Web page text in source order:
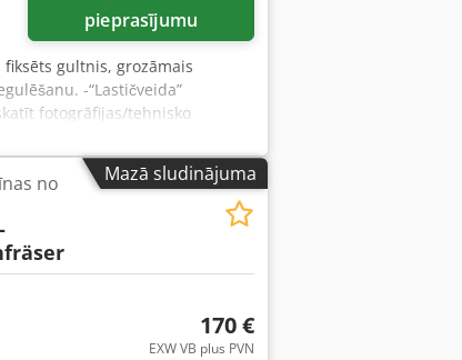
pieprasījumu
gultnis, grozāmais
-“Lastičveida”
fotogrāfijas/tehnisko
Mazā sludinājuma
no
170 €
EXW VB plus PVN